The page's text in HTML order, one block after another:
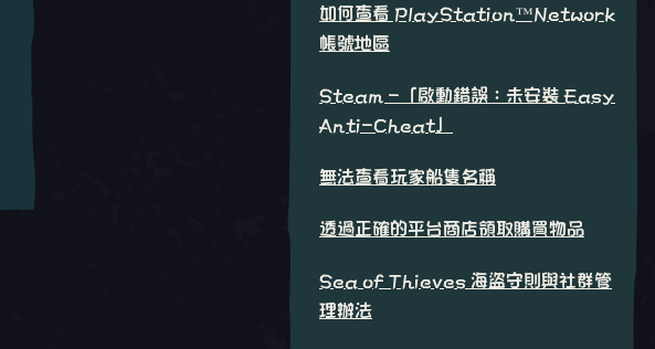
如何查看 PlayStation™Network
帳號地區
Steam -「啟動錯誤：未安裝 Easy
Anti-Cheat」
無法查看玩家船隻名稱
透過正確的平台商店領取購買物品
Sea of Thieves 海盜守則與社群管
理辦法